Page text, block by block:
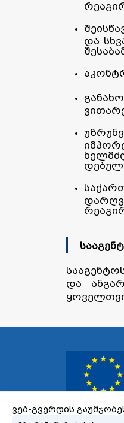
და
და
ვებ-გვერდის